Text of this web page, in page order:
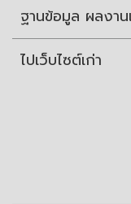
ฐานข้อมูล ผลงา
ไปเว็บไซต์เก่า